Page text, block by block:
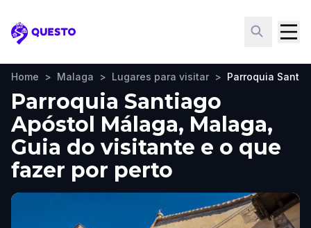
Questo
Home > Malaga > Lugares para visitar > Parroquia
Parroquia Santiago
Apóstol Málaga, Malaga,
Guia do visitante e o que
fazer por perto